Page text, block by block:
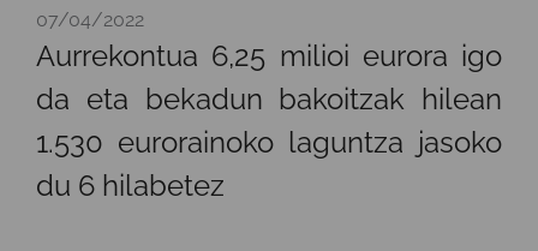
07/04/2022
Aurrekontua 6,25 milioi eurora igo
da eta bekadun bakoitzak hilean
1.530 eurorainoko laguntza jasoko
du 6 hilabetez